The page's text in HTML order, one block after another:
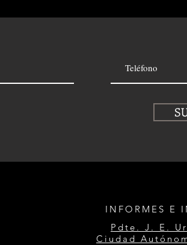
INFORMES E
Pdte. J. E.
Ciudad